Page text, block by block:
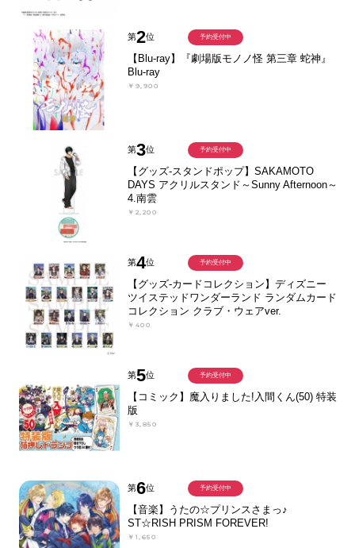
第2位
【Blu-ray】『劇場版モノノ怪 第三章 蛇神』
Blu-ray
￥9,900
予約受付中
第3位
【グッズ-スタンドポップ】SAKAMOTO
DAYS アクリルスタンド～Sunny Afternoon～
4.南雲
￥2,200
予約受付中
第4位
【グッズ-カードコレクション】ディズニー
ツイステッドワンダーランド ランダムカード
コレクション クラブ・ウェアver.
￥400
予約受付中
第5位
【コミック】魔入りました!入間くん(50) 特装
版
￥3,850
予約受付中
第6位
【音楽】うたの☆プリンスさまっ♪
ST☆RISH PRISM FOREVER!
￥1,650
予約受付中